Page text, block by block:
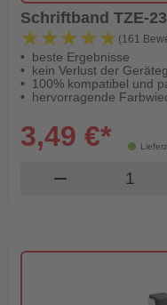
Schriftband TZE-
★★★★★
★★★★★ (161
beste Ergebnisse
kein Verlust der
100% kompatibel und
hervorragende
3,49 €*
remove